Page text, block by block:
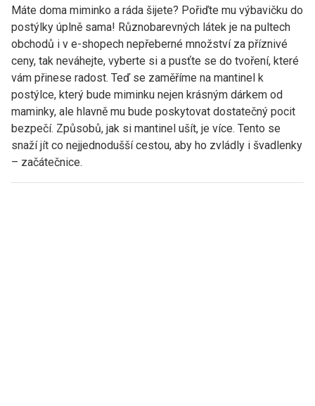
Máte doma miminko a ráda šijete? Pořiďte mu výbavičku do
postýlky úplně sama! Různobarevných látek je na pultech
obchodů i v e-shopech nepřeberné množství za příznivé
ceny, tak neváhejte, vyberte si a pusťte se do tvoření, které
vám přinese radost. Teď se zaměříme na mantinel k
postýlce, který bude miminku nejen krásným dárkem od
maminky, ale hlavně mu bude poskytovat dostatečný pocit
bezpečí. Způsobů, jak si mantinel ušít, je více. Tento se
snaží jít co nejjednodušší cestou, aby ho zvládly i švadlenky
– začátečnice.